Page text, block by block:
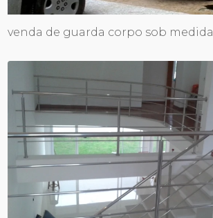
venda de guarda corpo sob medida